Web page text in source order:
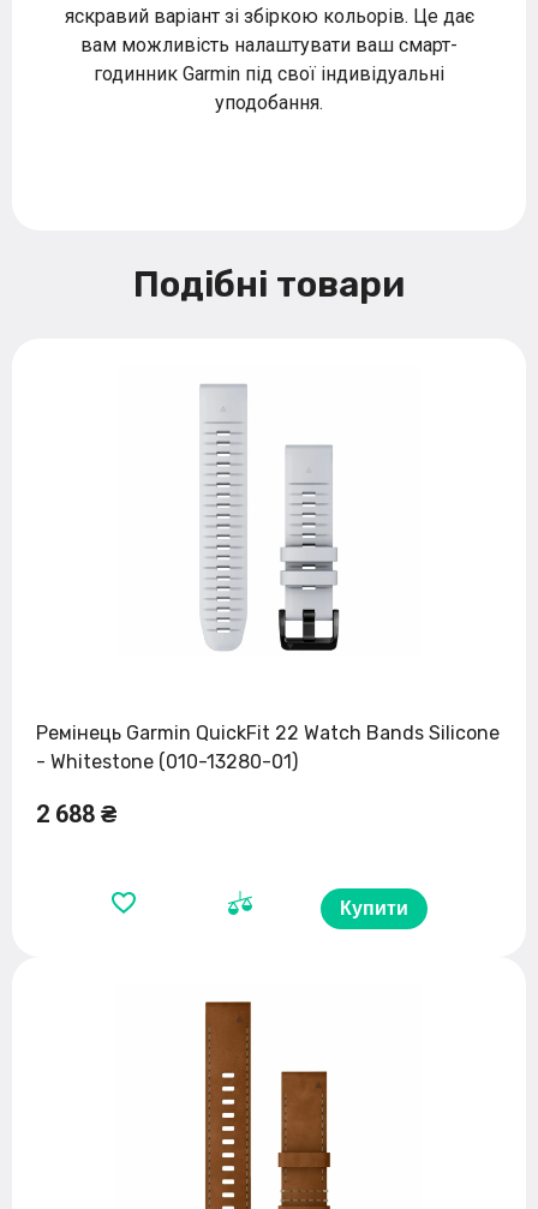
яскравий варіант зі збіркою кольорів. Це дає
вам можливість налаштувати ваш смарт-
годинник Garmin під свої індивідуальні
уподобання.
Подібні товари
Ремінець Garmin QuickFit 22 Watch Bands Silicone
- Whitestone (010-13280-01)
2 688 ₴
Купити